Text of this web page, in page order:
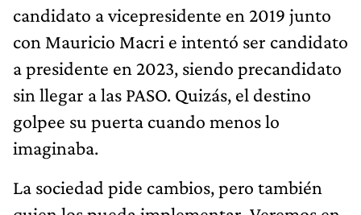
candidato a vicepresidente en 2019 junto
con Mauricio Macri e intentó ser candidato
a presidente en 2023, siendo precandidato
sin llegar a las PASO. Quizás, el destino
golpee su puerta cuando menos lo
imaginaba.
La sociedad pide cambios, pero también